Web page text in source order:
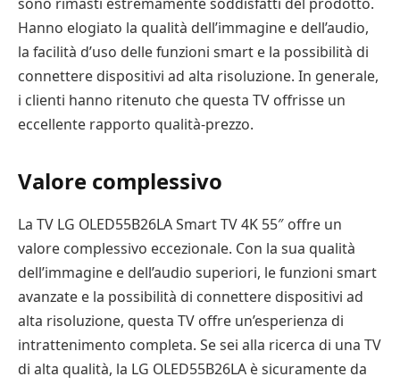
Hanno elogiato la qualità dell’immagine e dell’audio,
la facilità d’uso delle funzioni smart e la possibilità di
connettere dispositivi ad alta risoluzione. In generale,
i clienti hanno ritenuto che questa TV offrisse un
eccellente rapporto qualità-prezzo.
Valore complessivo
La TV LG OLED55B26LA Smart TV 4K 55″ offre un
valore complessivo eccezionale. Con la sua qualità
dell’immagine e dell’audio superiori, le funzioni smart
avanzate e la possibilità di connettere dispositivi ad
alta risoluzione, questa TV offre un’esperienza di
intrattenimento completa. Se sei alla ricerca di una TV
di alta qualità, la LG OLED55B26LA è sicuramente da